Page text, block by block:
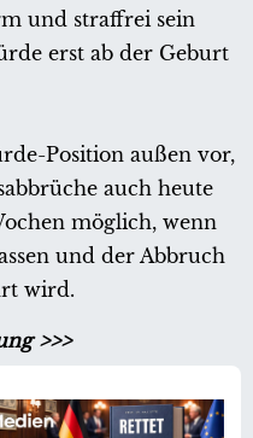
und straffrei sein
erst ab der Geburt
Position außen vor,
auch heute
möglich, wenn
und der Abbruch
wird.
>>>